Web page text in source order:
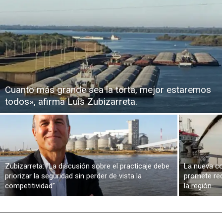
Cuanto más grande sea la torta, mejor estaremos
todos», afirma Luis Zubizarreta.
Zubizarreta: “La discusión sobre el practicaje debe
priorizar la seguridad sin perder de vista la
competitividad”
La nueva
promete
la región